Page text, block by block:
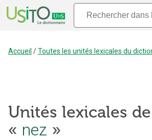
Accueil /Toutes les unités lexicales du
Unités lexicales
« nez »